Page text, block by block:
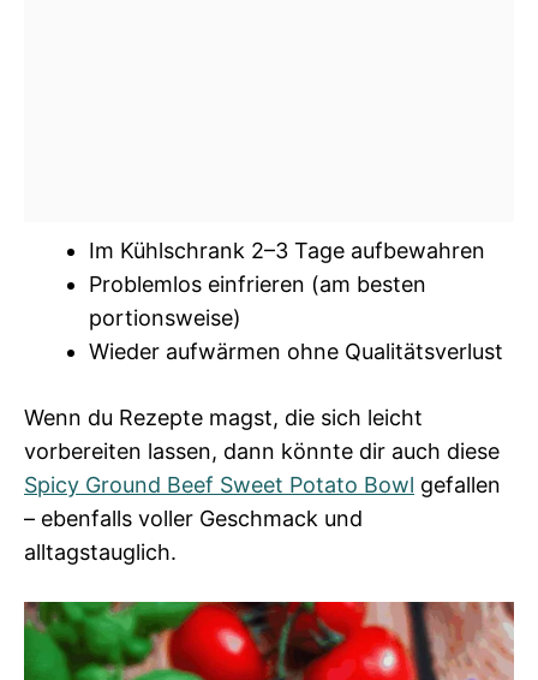
Im Kühlschrank 2–3 Tage aufbewahren
Problemlos einfrieren (am besten
portionsweise)
Wieder aufwärmen ohne Qualitätsverlust
Wenn du Rezepte magst, die sich leicht
vorbereiten lassen, dann könnte dir auch diese
Spicy Ground Beef Sweet Potato Bowl gefallen
– ebenfalls voller Geschmack und
alltagstauglich.